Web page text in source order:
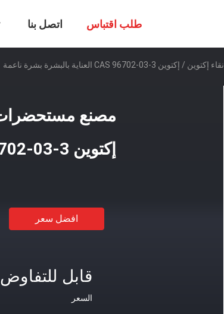
اتصل بنا طلب اقتباس
إكتوين CAS 96702-03-3 العناية بالبشرة بشرة ناعمة
افضل سعر
قابل للتفاوض
السعر